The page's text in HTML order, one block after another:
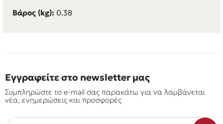
Βάρος (kg): 0.38
Εγγραφείτε στο newsletter μας
Συμπληρώστε το e-mail σας παρακάτω για να λαμβάνεται
νέα, ενημερώσεις και προσφορές